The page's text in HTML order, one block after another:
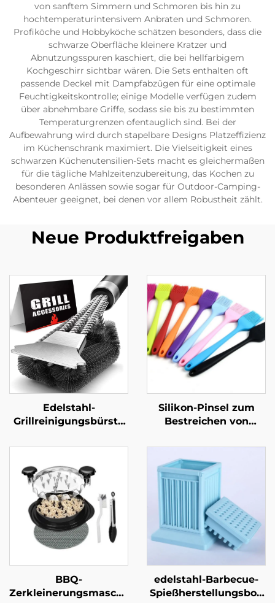
von sanftem Simmern und Schmoren bis hin zu
hochtemperaturintensivem Anbraten und Schmoren.
Profiköche und Hobbyköche schätzen besonders, dass die
schwarze Oberfläche kleinere Kratzer und
Abnutzungsspuren kaschiert, die bei hellfarbigem
Kochgeschirr sichtbar wären. Die Sets enthalten oft
passende Deckel mit Dampfabzügen für eine optimale
Feuchtigkeitskontrolle; einige Modelle verfügen zudem
über abnehmbare Griffe, sodass sie bis zu bestimmten
Temperaturgrenzen ofentauglich sind. Bei der
Aufbewahrung wird durch stapelbare Designs Platzeffizienz
im Küchenschrank maximiert. Die Vielseitigkeit eines
schwarzen Küchenutensilien-Sets macht es gleichermaßen
für die tägliche Mahlzeitenzubereitung, das Kochen zu
besonderen Anlässen sowie sogar für Outdoor-Camping-
Abenteuer geeignet, bei denen vor allem Robustheit zählt.
Neue Produktfreigaben
Edelstahl-
Grillreinigungsbürste
multifunktional,
wiederverwendbar, für
Grill und Ofen – BBQ-
Werkzeug
Silikon-Pinsel zum
Bestreichen von
BBQ –
lebensmittelecht,
langlebig,
wiederverwendbar
und umweltfreundlich;
zum Auftragen von Öl
oder Butter beim
Backen von Gebäck
BBQ-
Zerkleinerungsmaschine
edelstahl-Barbecue-
Spießherstellungsbox